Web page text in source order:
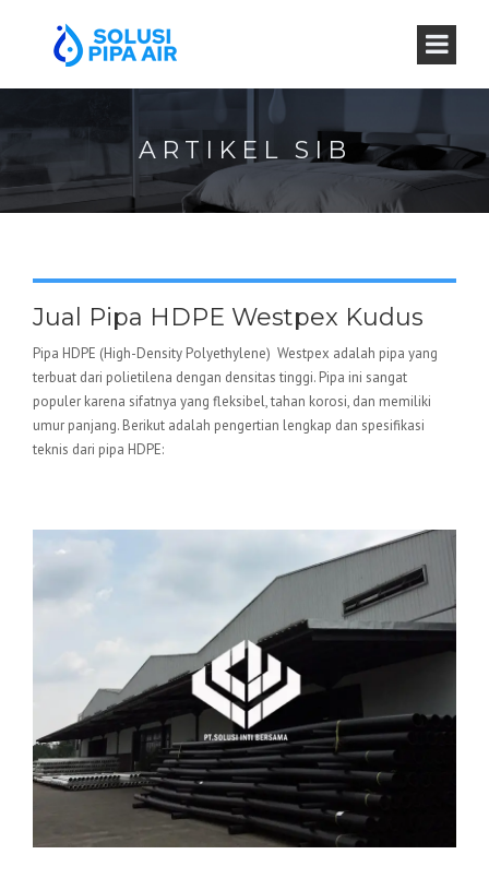
ARTIKEL SIB
Jual Pipa HDPE Westpex Kudus
Pipa HDPE (High-Density Polyethylene) Westpex adalah pipa yang
terbuat dari polietilena dengan densitas tinggi. Pipa ini sangat
populer karena sifatnya yang fleksibel, tahan korosi, dan memiliki
umur panjang. Berikut adalah pengertian lengkap dan spesifikasi
teknis dari pipa HDPE: